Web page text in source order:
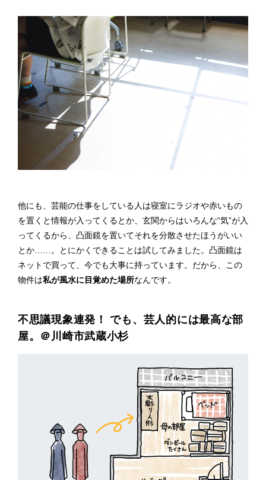
他にも、芸能の仕事をしている人は寝室にラジオや赤いもの
を置くと情報が入ってくるとか、玄関からはいろんな“気”が入
ってくるから、凸面鏡を置いてそれを分散させたほうがいい
とか……。とにかくできることは試してみました。凸面鏡は
ネットで買って、今でも大事に持っています。だから、この
物件は私が風水に目覚めた場所なんです。
不思議現象連発！ でも、芸人的には最高な部
屋。＠川崎市武蔵小杉